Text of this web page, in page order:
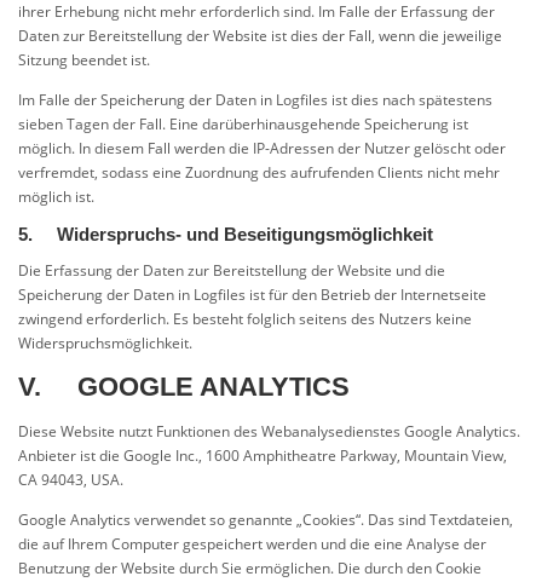
ihrer Erhebung nicht mehr erforderlich sind. Im Falle der Erfassung der
Daten zur Bereitstellung der Website ist dies der Fall, wenn die jeweilige
Sitzung beendet ist.
Im Falle der Speicherung der Daten in Logfiles ist dies nach spätestens
sieben Tagen der Fall. Eine darüberhinausgehende Speicherung ist
möglich. In diesem Fall werden die IP-Adressen der Nutzer gelöscht oder
verfremdet, sodass eine Zuordnung des aufrufenden Clients nicht mehr
möglich ist.
5. Widerspruchs- und Beseitigungsmöglichkeit
Die Erfassung der Daten zur Bereitstellung der Website und die
Speicherung der Daten in Logfiles ist für den Betrieb der Internetseite
zwingend erforderlich. Es besteht folglich seitens des Nutzers keine
Widerspruchsmöglichkeit.
V. GOOGLE ANALYTICS
Diese Website nutzt Funktionen des Webanalysedienstes Google Analytics.
Anbieter ist die Google Inc., 1600 Amphitheatre Parkway, Mountain View,
CA 94043, USA.
Google Analytics verwendet so genannte „Cookies“. Das sind Textdateien,
die auf Ihrem Computer gespeichert werden und die eine Analyse der
Benutzung der Website durch Sie ermöglichen. Die durch den Cookie